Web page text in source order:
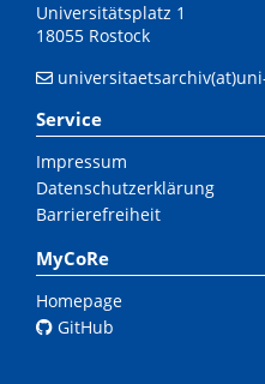
Universitätsplatz 1
18055 Rostock
Service
Impressum
Datenschutzerklärung
Barrierefreiheit
MyCoRe
Homepage
GitHub